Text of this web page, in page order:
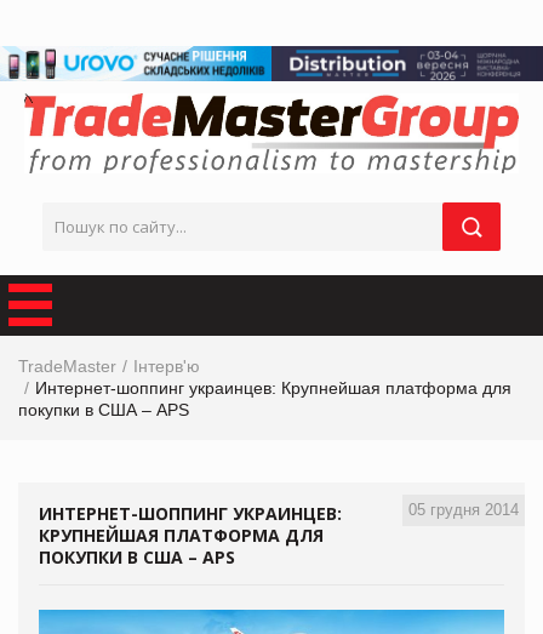
TradeMaster
Інтерв'ю
Интернет-шоппинг украинцев: Крупнейшая платформа для
покупки в США – APS
05 грудня 2014
ИНТЕРНЕТ-ШОППИНГ УКРАИНЦЕВ:
КРУПНЕЙШАЯ ПЛАТФОРМА ДЛЯ
ПОКУПКИ В США – APS